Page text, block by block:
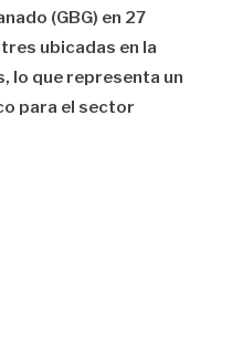
(GBG) en 27
ubicadas en la
lo que representa un
para el sector